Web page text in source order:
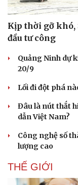
KINH TẾ
Kịp thời gỡ
đầu tư công
Quảng Ninh dự